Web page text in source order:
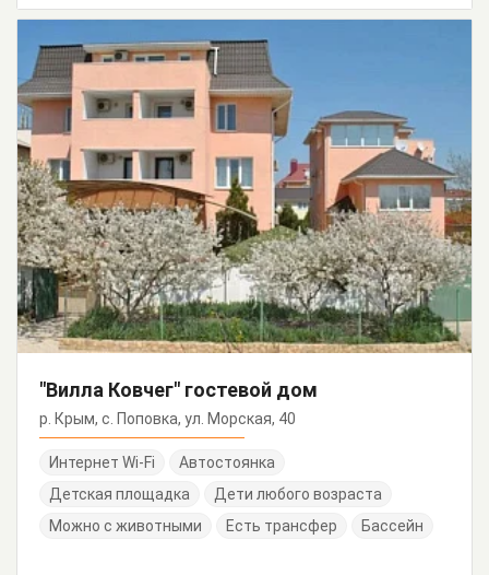
"Вилла Ковчег" гостевой дом
р. Крым, с. Поповка, ул. Морская, 40
Интернет Wi-Fi
Автостоянка
Детская площадка
Дети любого возраста
Можно с животными
Есть трансфер Бассейн